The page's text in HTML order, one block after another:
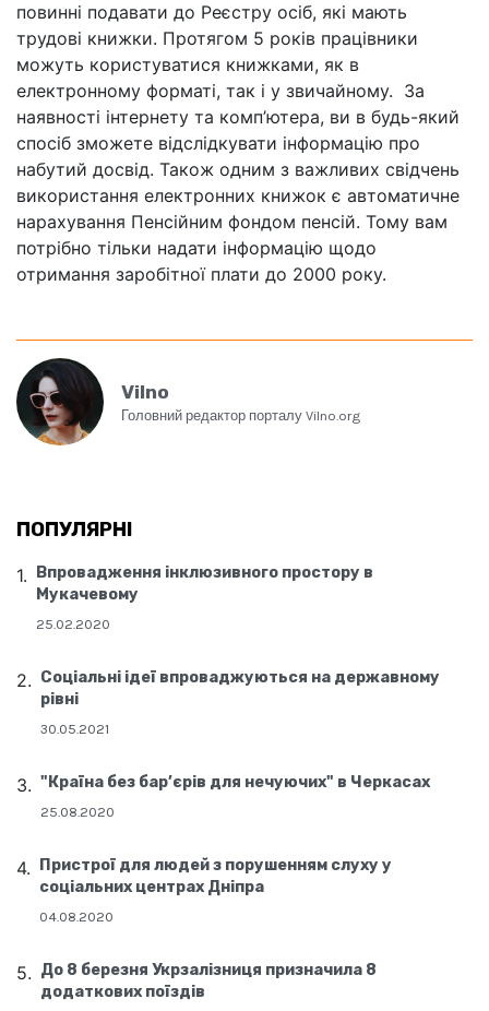
повинні подавати до Реєстру осіб, які мають
трудові книжки. Протягом 5 років працівники
можуть користуватися книжками, як в
електронному форматі, так і у звичайному. За
наявності інтернету та комп’ютера, ви в будь-який
спосіб зможете відслідкувати інформацію про
набутий досвід. Також одним з важливих свідчень
використання електронних книжок є автоматичне
нарахування Пенсійним фондом пенсій. Тому вам
потрібно тільки надати інформацію щодо
отримання заробітної плати до 2000 року.
Vilno
Головний редактор порталу Vilno.org
ПОПУЛЯРНІ
Впровадження інклюзивного простору в
Мукачевому
25.02.2020
Соціальні ідеї впроваджуються на державному
рівні
30.05.2021
"Країна без бар’єрів для нечуючих" в Черкасах
25.08.2020
Пристрої для людей з порушенням слуху у
соціальних центрах Дніпра
04.08.2020
До 8 березня Укрзалізниця призначила 8
додаткових поїздів